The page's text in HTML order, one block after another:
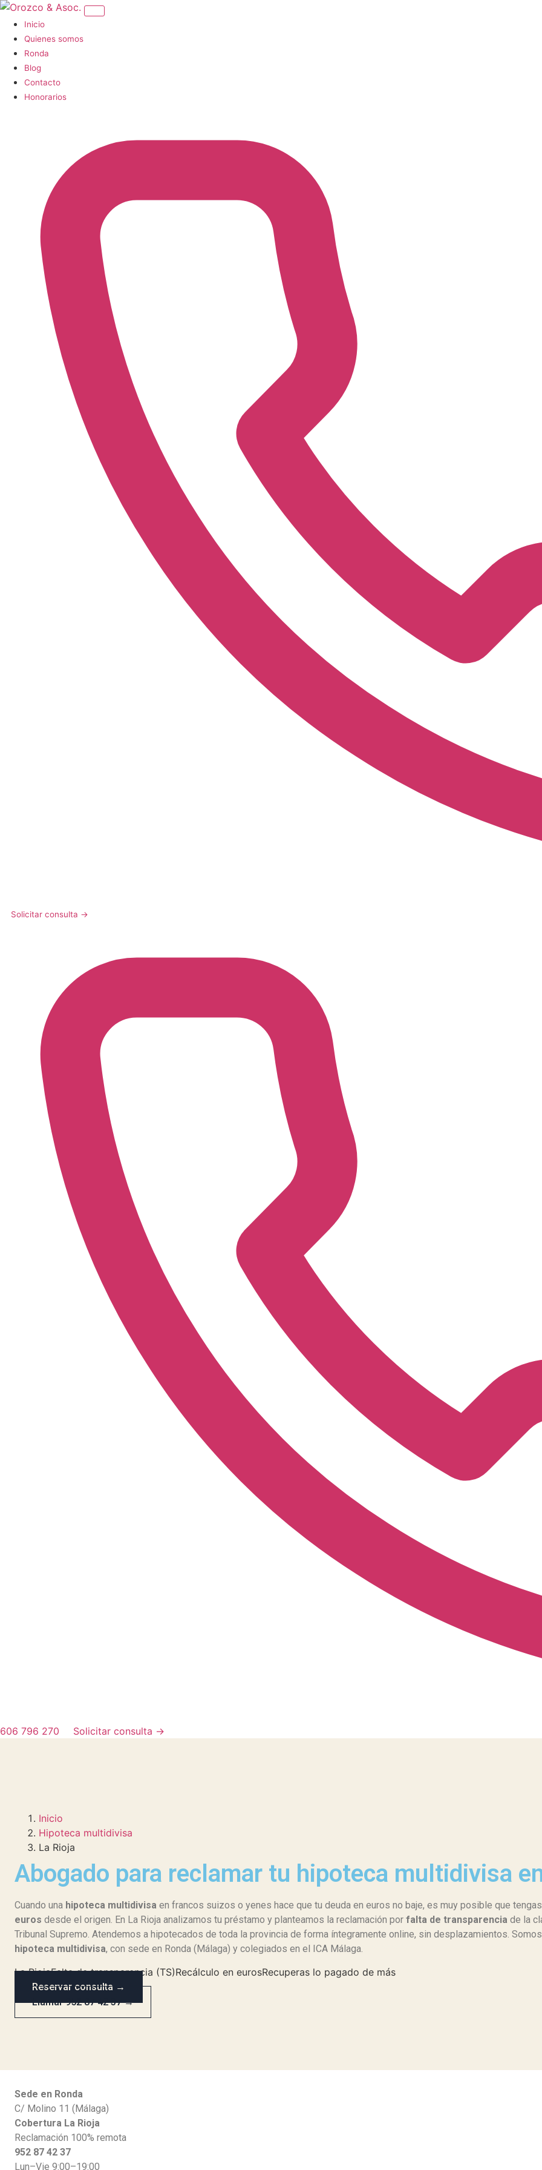
Inicio
Quienes somos
Ronda
Blog
Contacto
Honorarios
Solicitar consulta →
606 796 270 Solicitar consulta →
Inicio
Hipoteca multidivisa
La Rioja
Abogado para reclamar tu hipoteca multidivisa
Cuando una hipoteca multidivisa en francos suizos o yenes hace que tu deuda en euros no baje, es muy posible que
euros desde el origen. En La Rioja analizamos tu préstamo y planteamos la reclamación por falta de transparencia de la
Tribunal Supremo. Atendemos a hipotecados de toda la provincia de forma íntegramente online, sin desplazamientos.
hipoteca multidivisa, con sede en Ronda (Málaga) y colegiados en el ICA Málaga.
La RiojaFalta de transparencia (TS)Recálculo en eurosRecuperas lo pagado de más
Reservar consulta →
Llamar 952 87 42 37 →
Sede en Ronda
C/ Molino 11 (Málaga)
Cobertura La Rioja
Reclamación 100% remota
952 87 42 37
Lun–Vie 9:00–19:00